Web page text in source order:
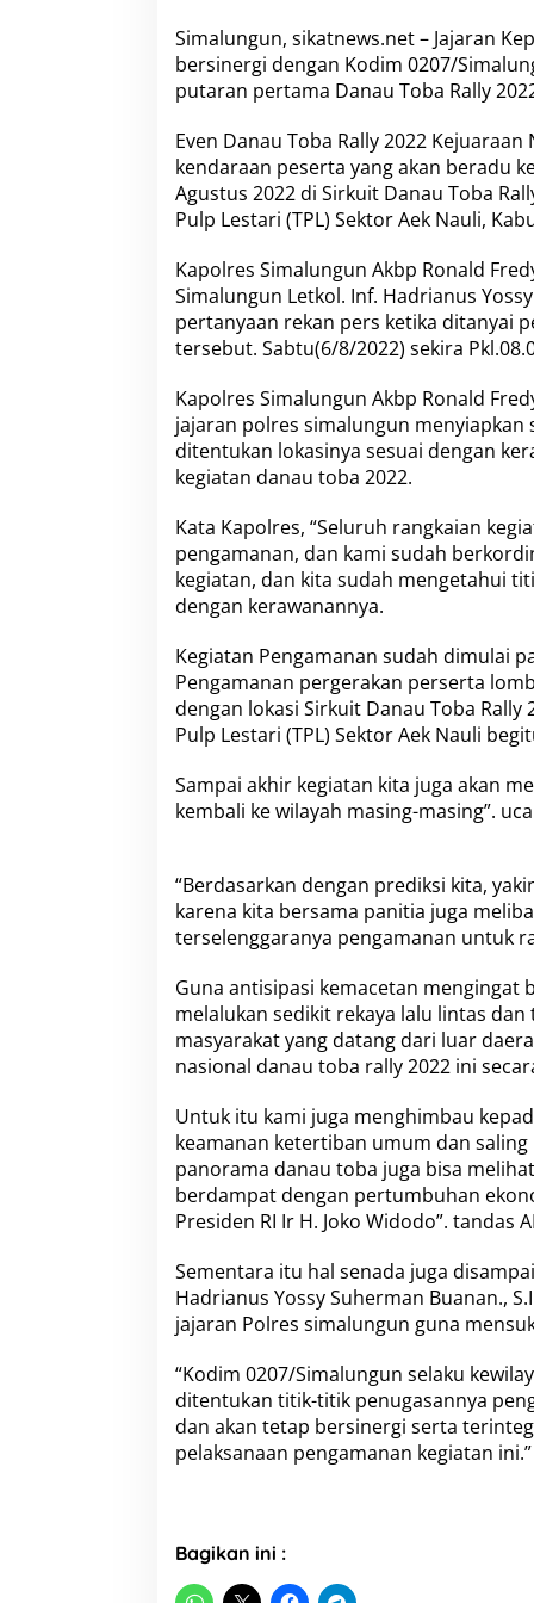
-
P
o
r
i
,
K
o
i
m
0
2
0
/
S
i
m
a
u
n
g
u
n
a
n
P
o
l
e
s
S
a
l
n
u
n
K
m
a
k
A
a
n
a
n
v
n
N
a
i
a
Simalungun, sikatnews.net – Jajaran
bersinergi dengan Kodim 0207/
putaran pertama Danau Toba Rally
Even Danau Toba Rally 2022
kendaraan peserta yang akan beradu
Agustus 2022 di Sirkuit Danau Toba
Pulp Lestari (TPL) Sektor Aek Nauli,
Kapolres Simalungun Akbp Ronald
Simalungun Letkol. Inf. Hadrianus
pertanyaan rekan pers ketika ditanyai
tersebut. Sabtu(6/8/2022) sekira
Kapolres Simalungun Akbp Ronald
jajaran polres simalungun
ditentukan lokasinya sesuai dengan
kegiatan danau toba 2022.
Kata Kapolres, “Seluruh rangkaian
pengamanan, dan kami sudah
kegiatan, dan kita sudah mengetahui
dengan kerawanannya.
Kegiatan Pengamanan sudah dimulai
Pengamanan pergerakan perserta
dengan lokasi Sirkuit Danau Toba Rally
Pulp Lestari (TPL) Sektor Aek Nauli
Sampai akhir kegiatan kita juga akan
kembali ke wilayah masing-masing”.
“Berdasarkan dengan prediksi kita,
karena kita bersama panitia juga
terselenggaranya pengamanan untuk
Guna antisipasi kemacetan mengingat
melalukan sedikit rekaya lalu lintas
masyarakat yang datang dari luar
nasional danau toba rally 2022 ini
Untuk itu kami juga menghimbau
keamanan ketertiban umum dan
panorama danau toba juga bisa
berdampat dengan pertumbuhan
Presiden RI Ir H. Joko Widodo”. tandas
Sementara itu hal senada juga
Hadrianus Yossy Suherman Buanan.,
jajaran Polres simalungun guna
“Kodim 0207/Simalungun selaku
ditentukan titik-titik penugasannya
dan akan tetap bersinergi serta
pelaksanaan pengamanan kegiatan
Bagikan ini :